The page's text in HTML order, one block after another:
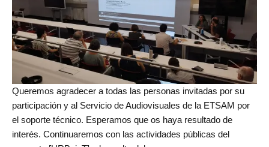
Queremos agradecer a todas las personas invitadas por su
participación y al Servicio de Audiovisuales de la ETSAM por
el soporte técnico. Esperamos que os haya resultado de
interés. Continuaremos con las actividades públicas del